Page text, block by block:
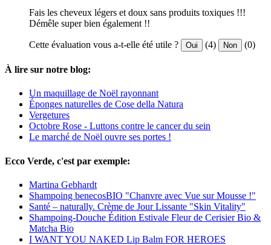
Fais les cheveux légers et doux sans produits toxiques !!!
Démêle super bien également !!
Cette évaluation vous a-t-elle été utile ? Oui (4) Non (0)
À lire sur notre blog:
Un maquillage de Noël rayonnant
Éponges naturelles de Cose della Natura
Vergetures
Octobre Rose - Luttons contre le cancer du sein
Le marché de Noël ouvre ses portes !
Ecco Verde, c'est par exemple:
Martina Gebhardt
Shampoing benecosBIO "Chanvre avec Vue sur Mousse !"
Santé – naturally. Crème de Jour Lissante "Skin Vitality"
Shampoing-Douche Édition Estivale Fleur de Cerisier Bio &
Matcha Bio
I WANT YOU NAKED Lip Balm FOR HEROES